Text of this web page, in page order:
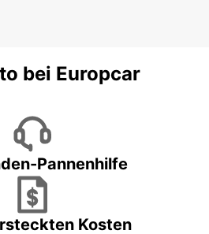
bei Europcar
Pannenhilfe
Kosten